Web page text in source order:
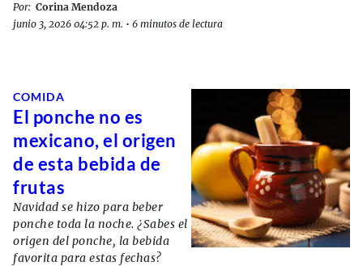
Por: Corina Mendoza
junio 3, 2026 04:52 p. m. • 6 minutos de lectura
COMIDA
El ponche no es
mexicano, el origen
de esta bebida de
frutas
Navidad se hizo para beber
ponche toda la noche. ¿Sabes el
origen del ponche, la bebida
favorita para estas fechas?